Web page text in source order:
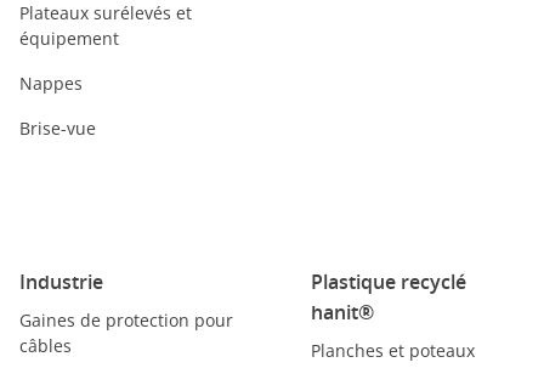
Plateaux surélevés et
équipement
Nappes
Brise-vue
Industrie
Gaines de protection pour
câbles
Plastique recyclé
hanit®
Planches et poteaux